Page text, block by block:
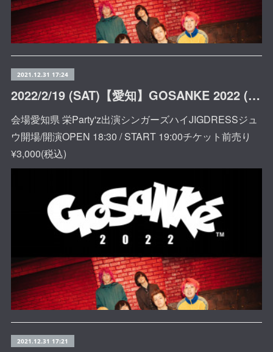
2021.12.31 17:24
2022/2/19 (SAT)【愛知】GOSANKE 2022 (栄Party'z)
会場愛知県 栄Party'z出演シンガーズハイJIGDRESSジュ
ウ開場/開演OPEN 18:30 / START 19:00チケット前売り
¥3,000(税込)
2021.12.31 17:21